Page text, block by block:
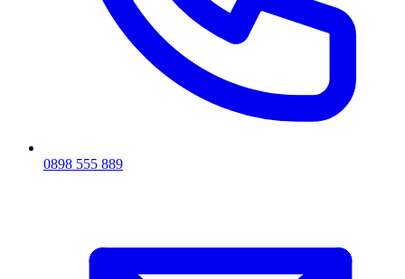
0898 555 889